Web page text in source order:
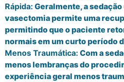
Rápida: Geralmente, a
vasectomia permite uma
permitindo que o paciente
normais em um curto período
Menos Traumática: Com a
menos lembranças do
experiência geral menos